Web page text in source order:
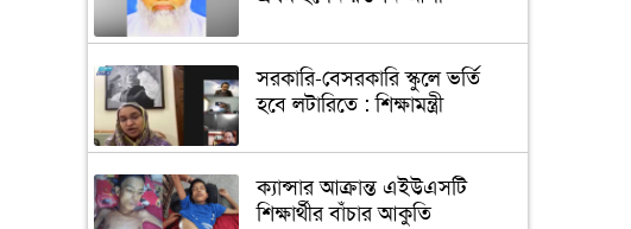
সরকারি-বেসরকারি স্কুলে ভর্তি
হবে লটারিতে : শিক্ষামন্ত্রী
ক্যান্সার আক্রান্ত এইউএসটি
শিক্ষার্থীর বাঁচার আকুতি